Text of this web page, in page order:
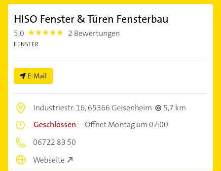
HISO Fenster & Türen Fensterbau
5,0 5.0 2 Bewertungen
FENSTER
E-Mail
Industriestr. 16,65366 Geisenheim
5,7 km
Geschlossen –Öffnet Montag um 07:00
06722 83 50
Webseite